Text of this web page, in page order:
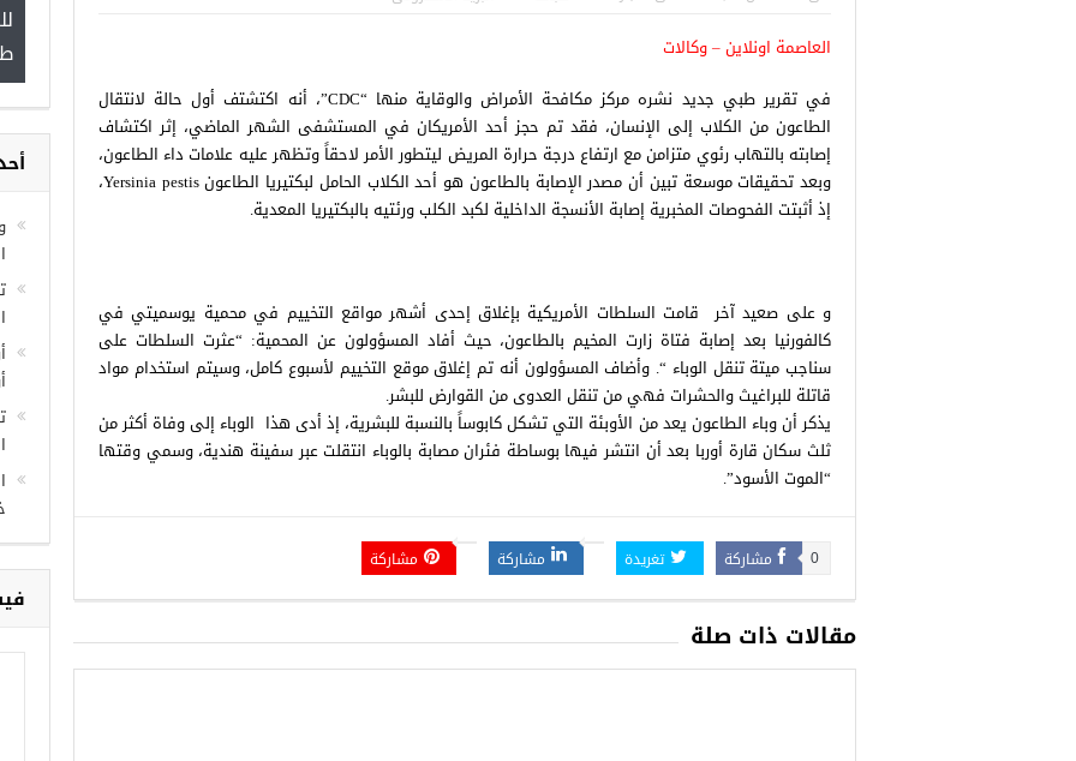
العاصمة اونلاين – وكالات
في تقرير طبي جديد نشره مركز مكافحة الأمراض والوقاية منها “CDC”، أنه
اكتشتف أول حالة لانتقال
الطاعون من الكلاب إلى الإنسان، فقد تم حجز أحد الأمريكان في المستشفى الشهر الماضي، إثر اكتشاف
إصابته بالتهاب رئوي متزامن مع ارتفاع درجة حرارة المريض ليتطور الأمر لاحقاً وتظهر عليه علامات داء الطاعون،
وبعد تحقيقات موسعة تبين أن مصدر الإصابة بالطاعون هو أحد الكلاب الحامل لبكتيريا الطاعون Yersinia pestis،
إذ أثبتت الفحوصات المخبرية إصابة الأنسجة الداخلية لكبد الكلب ورئتيه بالبكتيريا المعدية.
و على صعيد آخر قامت السلطات الأمريكية بإغلاق إحدى أشهر مواقع التخييم في محمية يوسميتي في
كالفورنيا بعد إصابة فتاة زارت المخيم بالطاعون، حيث أفاد المسؤولون عن المحمية: “عثرت السلطات على
سناجب ميتة تنقل الوباء “. وأضاف المسؤولون أنه تم إغلاق موقع التخييم لأسبوع كامل، وسيتم استخدام مواد
قاتلة للبراغيث والحشرات فهي من تنقل العدوى من القوارض للبشر.
يذكر أن وباء الطاعون يعد من الأوبئة التي تشكل كابوساً بالنسبة للبشرية، إذ أدى هذا الوباء إلى وفاة أكثر من
ثلث سكان قارة أوربا بعد أن انتشر فيها بوساطة فئران مصابة بالوباء انتقلت عبر سفينة هندية، وسمي وقتها
“الموت الأسود”.
مشاركة 0 تغريدة مشاركة مشاركة
مقالات ذات صلة
مجموعة فرص عمل للسوريين في
غازي عنتاب
للاجئين السوريين.. تعرف عليها